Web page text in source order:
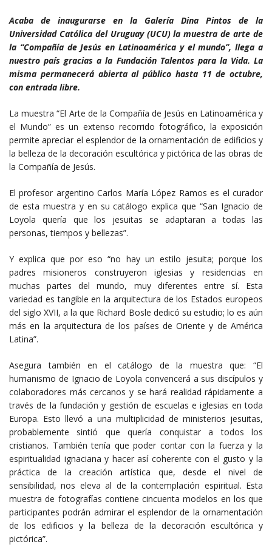
Acaba de inaugurarse en la Galería Dina Pintos de la
Universidad Católica del Uruguay (UCU) la muestra de arte de
la “Compañía de Jesús en Latinoamérica y el mundo”, llega a
nuestro país gracias a la Fundación Talentos para la Vida. La
misma permanecerá abierta al público hasta 11 de octubre,
con entrada libre.
La muestra “El Arte de la Compañía de Jesús en Latinoamérica y
el Mundo” es un extenso recorrido fotográfico, la exposición
permite apreciar el esplendor de la ornamentación de edificios y
la belleza de la decoración escultórica y pictórica de las obras de
la Compañía de Jesús.
El profesor argentino Carlos María López Ramos es el curador
de esta muestra y en su catálogo explica que “San Ignacio de
Loyola quería que los jesuitas se adaptaran a todas las
personas, tiempos y bellezas”.
Y explica que por eso “no hay un estilo jesuita; porque los
padres misioneros construyeron iglesias y residencias en
muchas partes del mundo, muy diferentes entre sí. Esta
variedad es tangible en la arquitectura de los Estados europeos
del siglo XVII, a la que Richard Bosle dedicó su estudio; lo es aún
más en la arquitectura de los países de Oriente y de América
Latina”.
Asegura también en el catálogo de la muestra que: “El
humanismo de Ignacio de Loyola convencerá a sus discípulos y
colaboradores más cercanos y se hará realidad rápidamente a
través de la fundación y gestión de escuelas e iglesias en toda
Europa. Esto llevó a una multiplicidad de ministerios jesuitas,
probablemente sintió que quería conquistar a todos los
cristianos. También tenía que poder contar con la fuerza y la
espiritualidad ignaciana y hacer así coherente con el gusto y la
práctica de la creación artística que, desde el nivel de
sensibilidad, nos eleva al de la contemplación espiritual. Esta
muestra de fotografías contiene cincuenta modelos en los que
participantes podrán admirar el esplendor de la ornamentación
de los edificios y la belleza de la decoración escultórica y
pictórica”.